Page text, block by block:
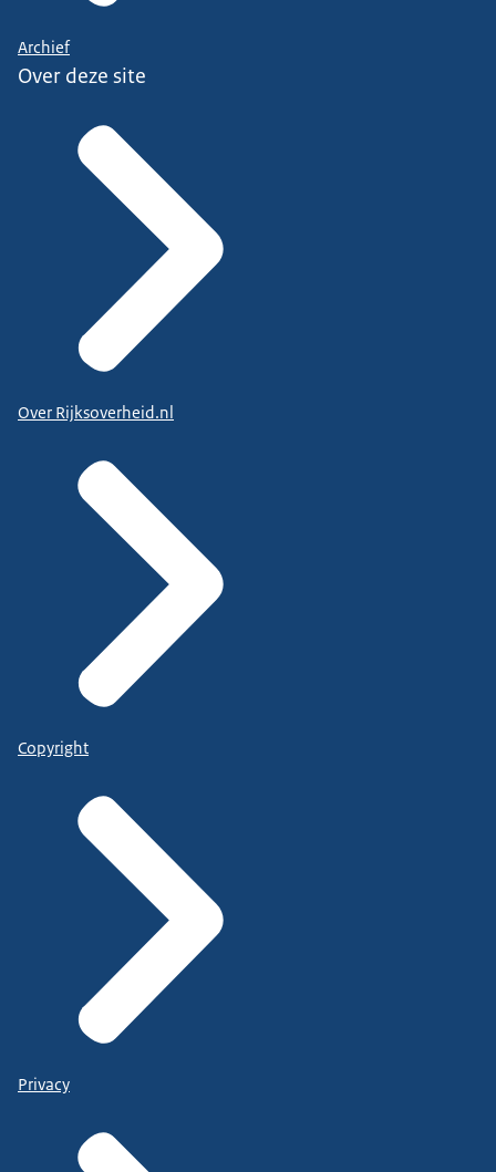
Archief
Over deze site
Over Rijksoverheid.nl
Copyright
Privacy